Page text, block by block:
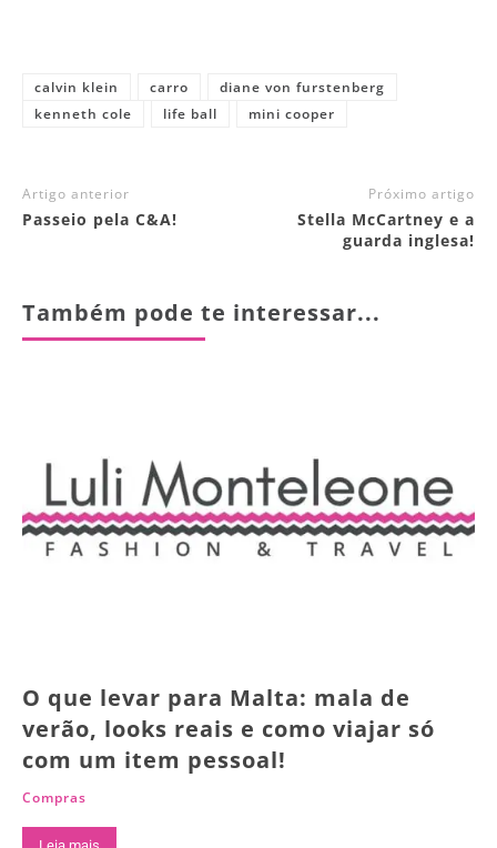
calvin klein carro
diane von furstenberg
kenneth cole
life ball mini cooper
Artigo anterior
Passeio pela C&A!
Próximo artigo
Stella McCartney e a
guarda inglesa!
Também pode te interessar...
O que levar para Malta: mala de
verão, looks reais e como viajar só
com um item pessoal!
Compras